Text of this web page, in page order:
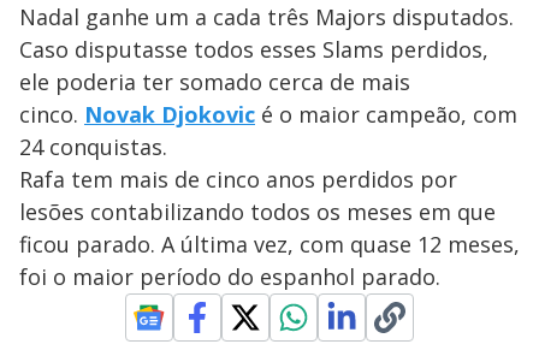
Nadal ganhe um a cada três Majors disputados.
Caso disputasse todos esses Slams perdidos,
ele poderia ter somado cerca de mais
cinco. Novak Djokovic é o maior campeão, com
24 conquistas.
Rafa tem mais de cinco anos perdidos por
lesões contabilizando todos os meses em que
ficou parado. A última vez, com quase 12 meses,
foi o maior período do espanhol parado.